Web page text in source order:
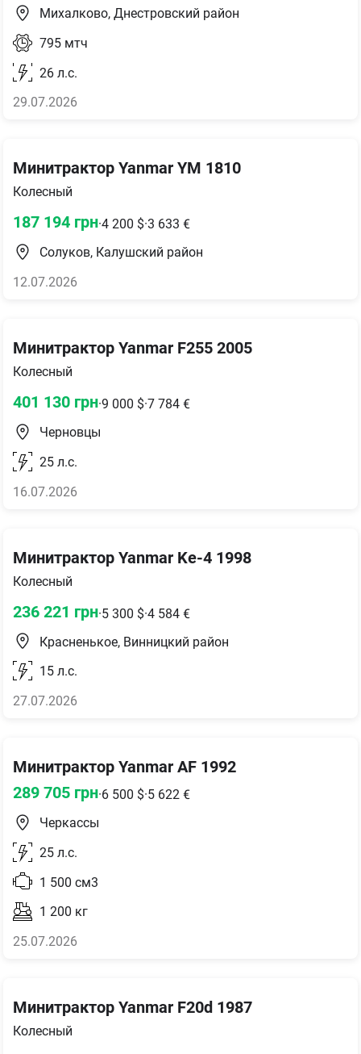
Михалково, Днестровский район
795 мтч
26 л.с.
29.07.2026
Минитрактор Yanmar YM 1810
Колесный
187 194 грн·4 200 $·3 633 €
Солуков, Калушский район
12.07.2026
Минитрактор Yanmar F255 2005
Колесный
401 130 грн·9 000 $·7 784 €
Черновцы
25 л.с.
16.07.2026
Минитрактор Yanmar Ke-4 1998
Колесный
236 221 грн·5 300 $·4 584 €
Красненькое, Винницкий район
15 л.с.
27.07.2026
Минитрактор Yanmar AF 1992
289 705 грн·6 500 $·5 622 €
Черкассы
25 л.с.
1 500 см3
1 200 кг
25.07.2026
Минитрактор Yanmar F20d 1987
Колесный